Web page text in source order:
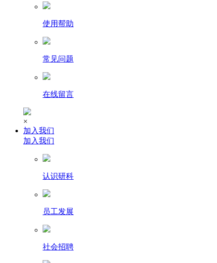
使用帮助
常见问题
在线留言
×
加入我们
加入我们
认识研科
员工发展
社会招聘